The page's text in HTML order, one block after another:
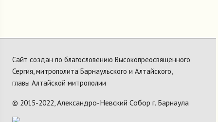
Сайт создан по благословению Высокопреосвященного
Сергия, митрополита Барнаульского и Алтайского,
главы Алтайской митрополии
© 2015-2022,Александро-Невский Собор г. Барнаула